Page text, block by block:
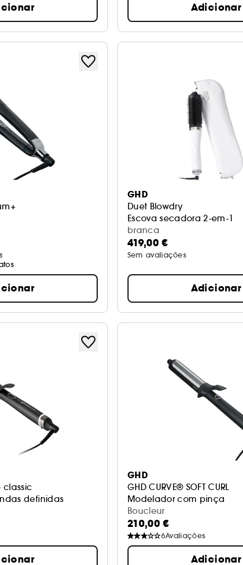
Adicionar
GHD
Duet Blowdry
Escova secadora 2-em-1
branca
419,00 €
Sem avaliações
Adicionar
classic
definidas
GHD
GHD CURVE® SOFT CURL
Modelador com pinça
Boucleur
210,00 €
6Avaliações
Adicionar